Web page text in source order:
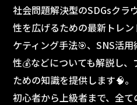
社会問題解決型のSDGsクラ
性を広げるための最新トレ
ケティング手法🎯、SNS活
性💰などについても解説し
ための知識を提供します🧠。
初心者から上級者まで、全